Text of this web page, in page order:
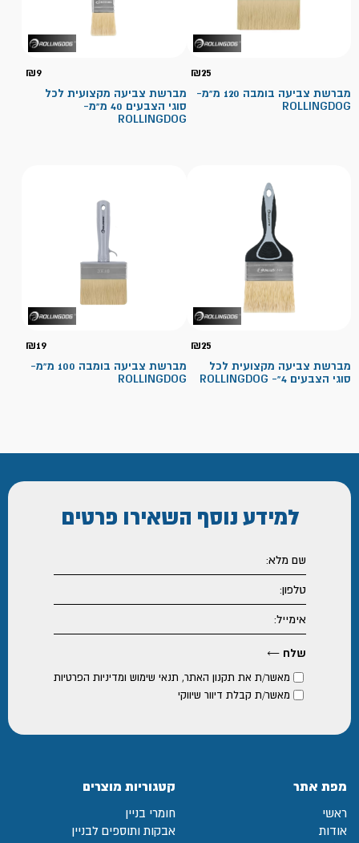
₪25
מברשת צביעה בומבה 120 מ"מ-
ROLLINGDOG
₪9
מברשת צביעה מקצועית לכל
סוגי הצבעים 40 מ"מ-
ROLLINGDOG
₪25
מברשת צביעה מקצועית לכל
סוגי הצבעים 4"- ROLLINGDOG
₪19
מברשת צביעה בומבה 100 מ"מ-
ROLLINGDOG
למידע נוסף השאירו פרטים
מאשר/ת את תקנון האתר, תנאי שימוש ומדיניות הפרטיות
מאשר/ת קבלת דיוור שיווקי
מפת אתר
ראשי
אודות
קטגוריות מוצרים
חומרי בניין
אבקות ותוספים לבניין